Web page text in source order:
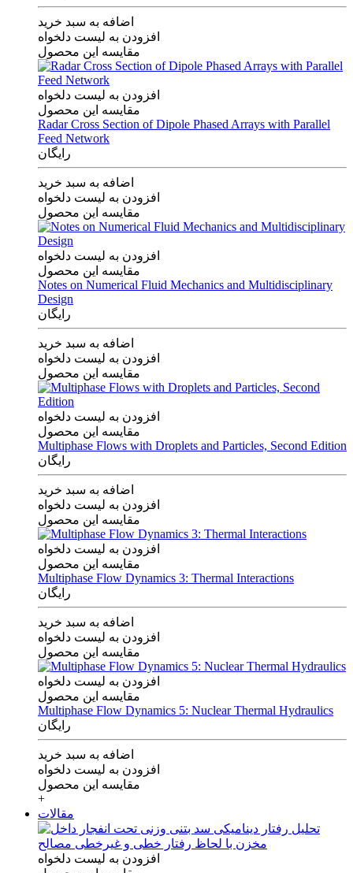
اضافه به سبد خرید
افزودن به لیست دلخواه
مقایسه این محصول
افزودن به لیست دلخواه
مقایسه این محصول
Radar Cross Section of Dipole Phased Arrays with Parallel
Feed Network
رایگان
اضافه به سبد خرید
افزودن به لیست دلخواه
مقایسه این محصول
افزودن به لیست دلخواه
مقایسه این محصول
Notes on Numerical Fluid Mechanics and Multidisciplinary
Design
رایگان
اضافه به سبد خرید
افزودن به لیست دلخواه
مقایسه این محصول
افزودن به لیست دلخواه
مقایسه این محصول
Multiphase Flows with Droplets and Particles, Second Edition
رایگان
اضافه به سبد خرید
افزودن به لیست دلخواه
مقایسه این محصول
افزودن به لیست دلخواه
مقایسه این محصول
Multiphase Flow Dynamics 3: Thermal Interactions
رایگان
اضافه به سبد خرید
افزودن به لیست دلخواه
مقایسه این محصول
افزودن به لیست دلخواه
مقایسه این محصول
Multiphase Flow Dynamics 5: Nuclear Thermal Hydraulics
رایگان
اضافه به سبد خرید
افزودن به لیست دلخواه
مقایسه این محصول
+
مقالات
افزودن به لیست دلخواه